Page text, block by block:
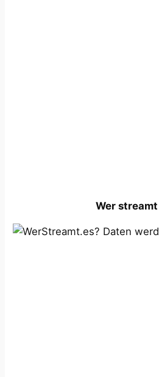
Wer streamt
Daten